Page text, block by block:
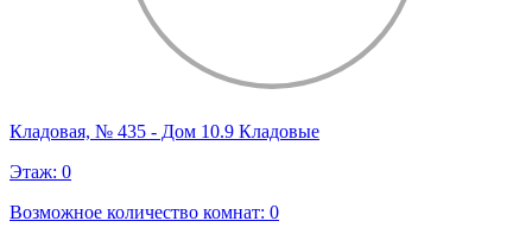
Кладовая, № 435 - Дом 10.9 Кладовые
Этаж: 0
Возможное количество комнат: 0